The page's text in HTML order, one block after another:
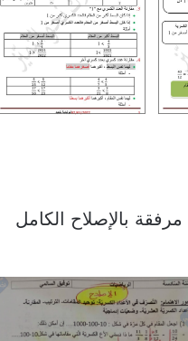
مرفقة بالإصلاح الكامل